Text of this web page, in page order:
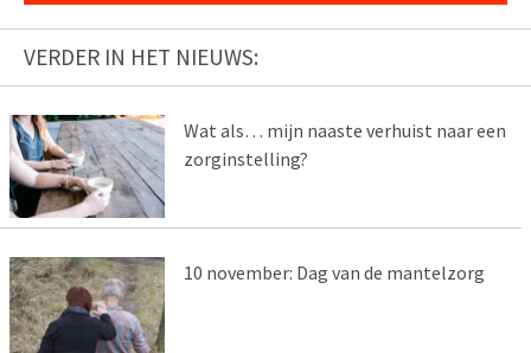
VERDER IN HET NIEUWS:
Wat als… mijn naaste verhuist naar een
zorginstelling?
10 november: Dag van de mantelzorg